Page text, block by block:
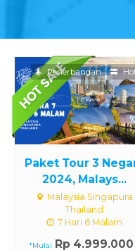
Paket Tour 3
2024, Malays...
Malaysia Singapura
Thailand
7 Hari 6 Malam
*Mulai Rp 4.999.000
Penerbangan